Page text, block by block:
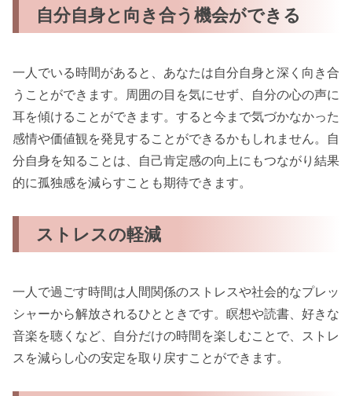
自分自身と向き合う機会ができる
一人でいる時間があると、あなたは自分自身と深く向き合
うことができます。周囲の目を気にせず、自分の心の声に
耳を傾けることができます。すると今まで気づかなかった
感情や価値観を発見することができるかもしれません。自
分自身を知ることは、自己肯定感の向上にもつながり結果
的に孤独感を減らすことも期待できます。
ストレスの軽減
一人で過ごす時間は人間関係のストレスや社会的なプレッ
シャーから解放されるひとときです。瞑想や読書、好きな
音楽を聴くなど、自分だけの時間を楽しむことで、ストレ
スを減らし心の安定を取り戻すことができます。